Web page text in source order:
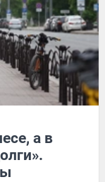
а в